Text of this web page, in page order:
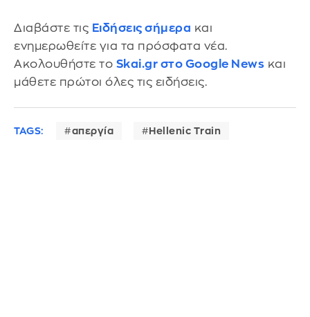
Διαβάστε τις Ειδήσεις σήμερα και
ενημερωθείτε για τα πρόσφατα νέα.
Ακολουθήστε το Skai.gr στο Google News και
μάθετε πρώτοι όλες τις ειδήσεις.
TAGS: απεργία Hellenic Train